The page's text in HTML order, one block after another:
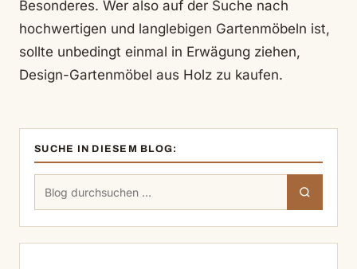
Besonderes. Wer also auf der Suche nach
hochwertigen und langlebigen Gartenmöbeln ist,
sollte unbedingt einmal in Erwägung ziehen,
Design-Gartenmöbel aus Holz zu kaufen.
SUCHE IN DIESEM BLOG:
Suchen